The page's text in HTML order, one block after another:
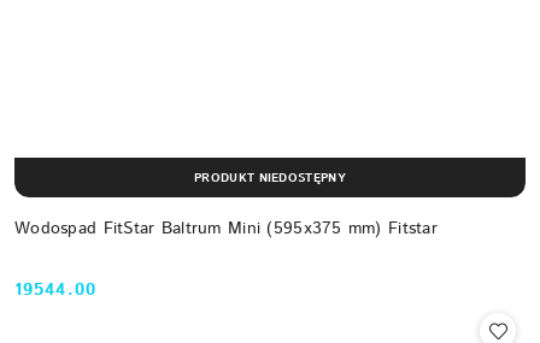
Wodospad FitStar Baltrum Mini (595x375 mm) Fitstar
Cena:
19544.00
PRODUKT NIEDOSTĘPNY